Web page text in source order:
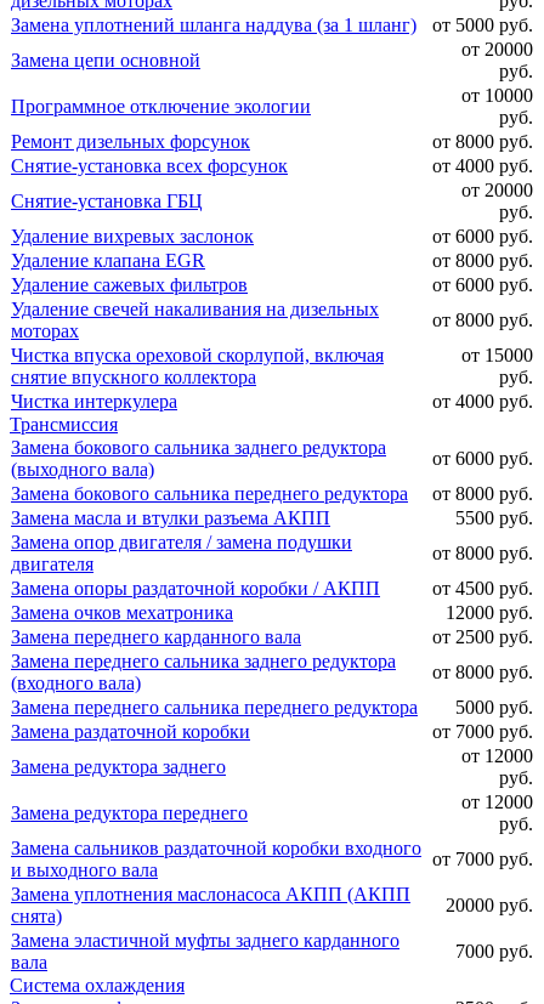
Замена уплотнений шланга наддува (за 1 шланг)
от 5000 руб.
Замена цепи основной
от 20000
руб.
Программное отключение экологии
от 10000
руб.
Ремонт дизельных форсунок
от 8000 руб.
Снятие-установка всех форсунок
от 4000 руб.
Снятие-установка ГБЦ
от 20000
руб.
Удаление вихревых заслонок
от 6000 руб.
Удаление клапана EGR
от 8000 руб.
Удаление сажевых фильтров
от 6000 руб.
Удаление свечей накаливания на дизельных
моторах
от 8000 руб.
Чистка впуска ореховой скорлупой, включая
снятие впускного коллектора
от 15000
руб.
Чистка интеркулера
от 4000 руб.
Трансмиссия
Замена бокового сальника заднего редуктора
(выходного вала)
от 6000 руб.
Замена бокового сальника переднего редуктора
от 8000 руб.
Замена масла и втулки разъема АКПП
5500 руб.
Замена опор двигателя / замена подушки
двигателя
от 8000 руб.
Замена опоры раздаточной коробки / АКПП
от 4500 руб.
Замена очков мехатроника
12000 руб.
Замена переднего карданного вала
от 2500 руб.
Замена переднего сальника заднего редуктора
(входного вала)
от 8000 руб.
Замена переднего сальника переднего редуктора
5000 руб.
Замена раздаточной коробки
от 7000 руб.
Замена редуктора заднего
от 12000
руб.
Замена редуктора переднего
от 12000
руб.
Замена сальников раздаточной коробки входного
и выходного вала
от 7000 руб.
Замена уплотнения маслонасоса АКПП (АКПП
снята)
20000 руб.
Замена эластичной муфты заднего карданного
вала
7000 руб.
Система охлаждения